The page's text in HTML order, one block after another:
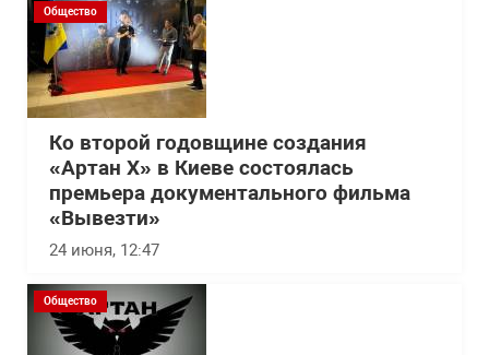
Общество
Ко второй годовщине создания
«Артан Х» в Киеве состоялась
премьера документального фильма
«Вывезти»
24 июня, 12:47
Общество